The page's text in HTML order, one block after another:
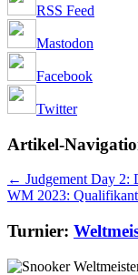
RSS Feed
Mastodon
Facebook
Twitter
Artikel-
← Judgement Day 2:
WM 2023:
Turnier: